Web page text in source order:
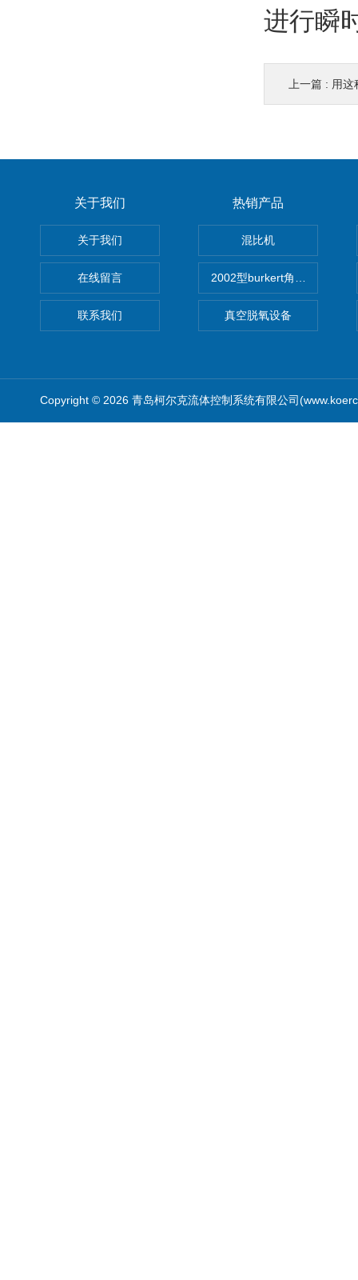
进行瞬
上一篇 : 用这
关于我们
关于我们
在线留言
联系我们
热销产品
混比机
2002型burkert角座阀
真空脱氧设备
Copyright © 2026 青岛柯尔克流体控制系统有限公司